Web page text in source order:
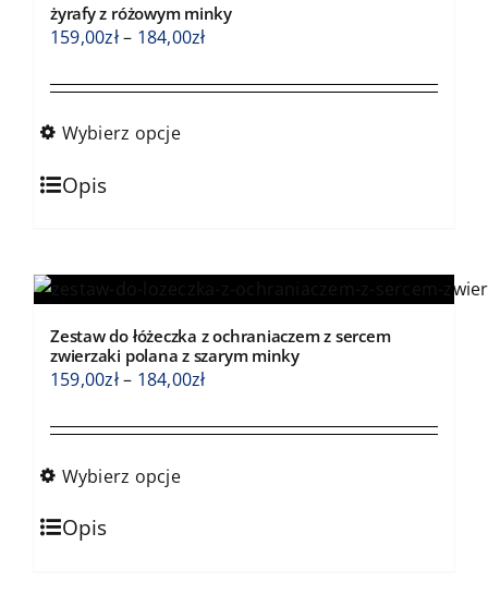
można
wybrać
stronie
produktu
żyrafy z różowym minky
159,00zł– 184,00złZakres
od
Wybierz opcje
Ten
produkt
wariantów.
można
wybrać
stronie
produktu
Opis
Zestaw do łóżeczka z ochraniaczem z sercem
zwierzaki polana z szarym minky
159,00zł– 184,00złZakres
od
Wybierz opcje
Ten
produkt
Opis